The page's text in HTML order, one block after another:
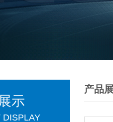
示
DISPLAY
产品